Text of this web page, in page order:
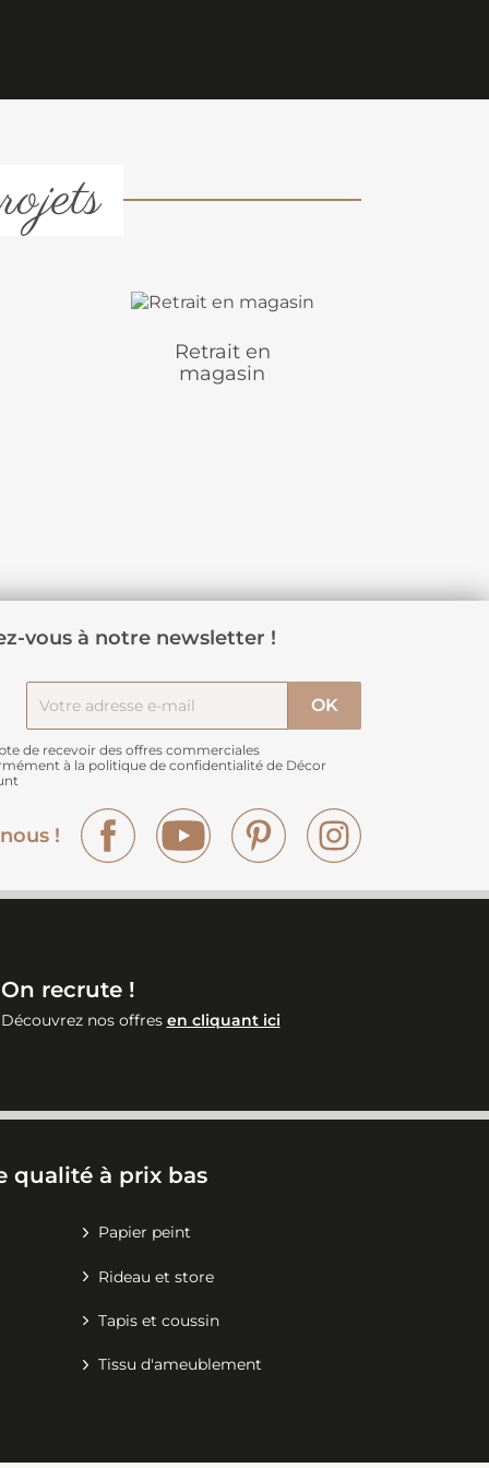
Retrait en
magasin
vous à notre newsletter !
de recevoir des offres commerciales
à la politique de confidentialité de Décor
!
Facebook YouTube Pinterest
On recrute !
Découvrez nos offres en cliquant ici
qualité à prix bas
Papier peint
Rideau et store
Tapis et coussin
Tissu d'ameublement